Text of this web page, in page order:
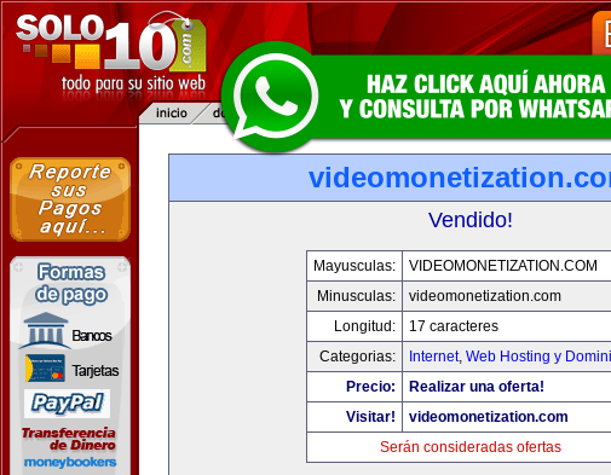
Vendido!
Mayusculas:
VIDEOMONETIZATION.COM
Minusculas:
videomonetization.com
Longitud:
17 caracteres
Categorias:
Internet, Web Hosting y
Precio:
Realizar una oferta!
Visitar!
videomonetization.com
Serán consideradas ofertas